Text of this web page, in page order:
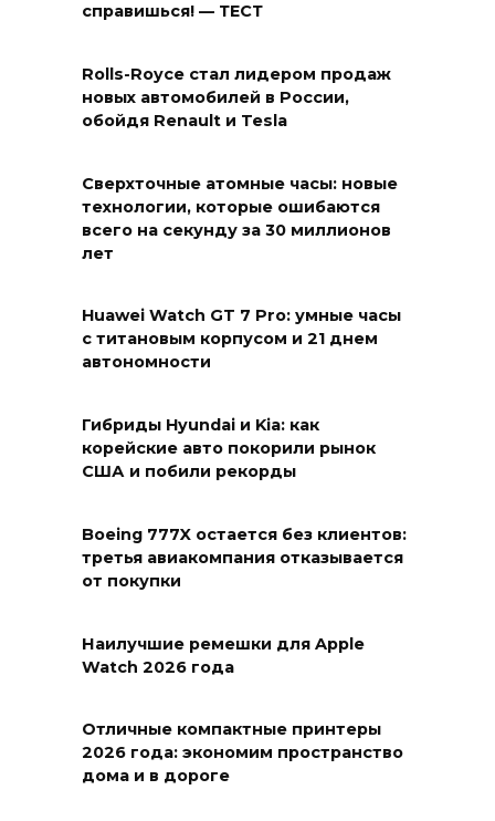
справишься! — ТЕСТ
Rolls-Royce стал лидером продаж
новых автомобилей в России,
обойдя Renault и Tesla
Сверхточные атомные часы: новые
технологии, которые ошибаются
всего на секунду за 30 миллионов
лет
Huawei Watch GT 7 Pro: умные часы
с титановым корпусом и 21 днем
автономности
Гибриды Hyundai и Kia: как
корейские авто покорили рынок
США и побили рекорды
Boeing 777X остается без клиентов:
третья авиакомпания отказывается
от покупки
Наилучшие ремешки для Apple
Watch 2026 года
Отличные компактные принтеры
2026 года: экономим пространство
дома и в дороге